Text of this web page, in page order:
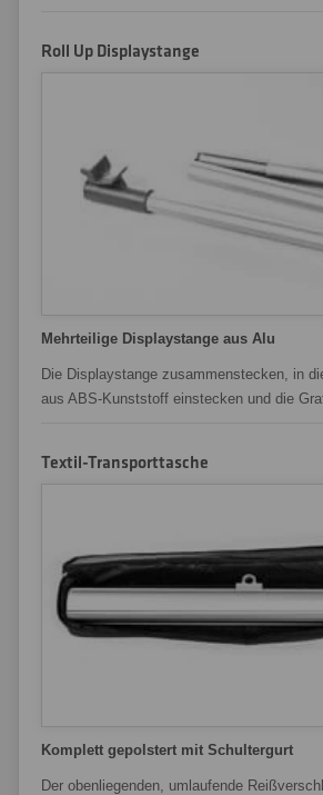
Roll Up Displaystange
Mehrteilige Displaystange aus Alu
Die Displaystange zusammenstecken, in
aus ABS-Kunststoff einstecken und die
Textil-Transporttasche
Komplett gepolstert mit Schultergurt
Der obenliegenden, umlaufende